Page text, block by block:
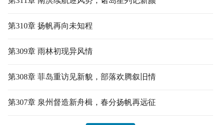
第310章 扬帆再向未知程
第309章 雨林初现异风情
第308章 菲岛重访见新貌，部落欢腾叙旧情
第307章 泉州督造新舟楫，春分扬帆再远征